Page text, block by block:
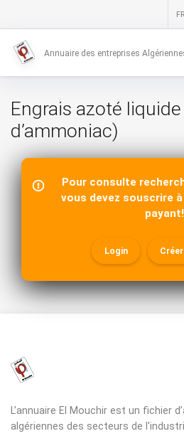
Annuaire des entreprises
Engrais azoté
d’ammoniac)
Pour consulte
vous devez souscrire
payant!
Login
L’annuaire El Mouchir est un fichier
algériennes des secteurs de